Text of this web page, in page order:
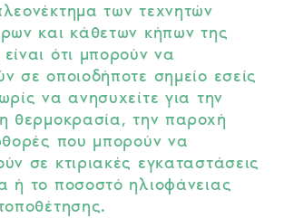
των τεχνητών
και κάθετων κήπων της
ότι μπορούν να
σε οποιοδήποτε σημείο εσείς
να ανησυχείτε για την
θερμοκρασία, την παροχή
που μπορούν να
σε κτιριακές εγκαταστάσεις
ή το ποσοστό ηλιοφάνειας